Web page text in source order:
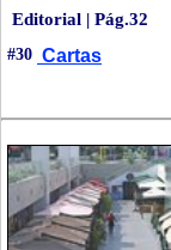
Editorial | Pág.32
#30 Cartas